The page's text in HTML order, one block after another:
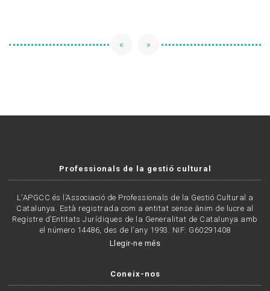
« »
Professionals de la gestió cultural
L'APGCC és l’Associació de Professionals de la Gestió Cultural a
Catalunya. Està registrada com a entitat sense ànim de lucre al
Registre d’Entitats Jurídiques de la Generalitat de Catalunya amb
el número 14486, des de l’any 1993. NIF: G60291408
Llegir-ne més
Coneix-nos